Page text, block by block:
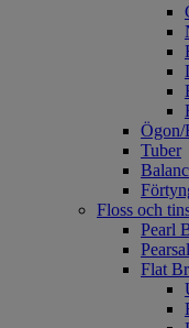
Ögon/
Tuber
Floss och
Pearl
Flat